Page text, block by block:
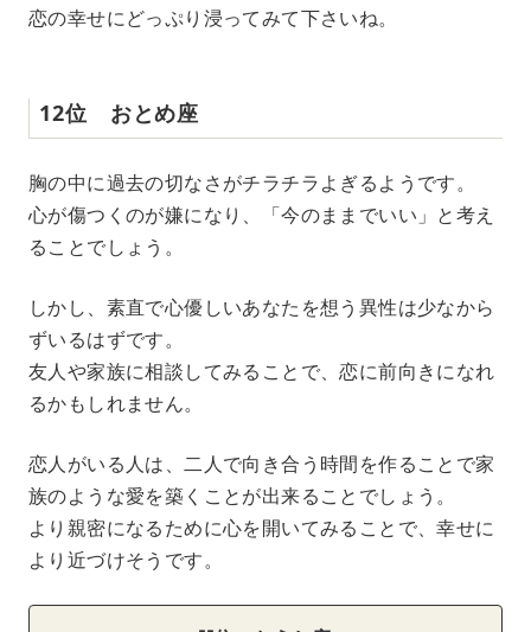
恋の幸せにどっぷり浸ってみて下さいね。
12位 おとめ座
胸の中に過去の切なさがチラチラよぎるようです。
心が傷つくのが嫌になり、「今のままでいい」と考え
ることでしょう。
しかし、素直で心優しいあなたを想う異性は少なから
ずいるはずです。
友人や家族に相談してみることで、恋に前向きになれ
るかもしれません。
恋人がいる人は、二人で向き合う時間を作ることで家
族のような愛を築くことが出来ることでしょう。
より親密になるために心を開いてみることで、幸せに
より近づけそうです。